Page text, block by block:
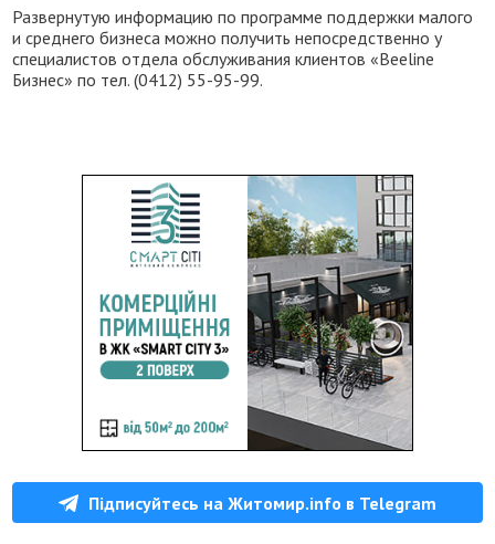
Развернутую информацию по программе поддержки малого
и среднего бизнеса можно получить непосредственно у
специалистов отдела обслуживания клиентов «Beeline
Бизнес» по тел. (0412) 55-95-99.
Підписуйтесь на Житомир.info в Telegram